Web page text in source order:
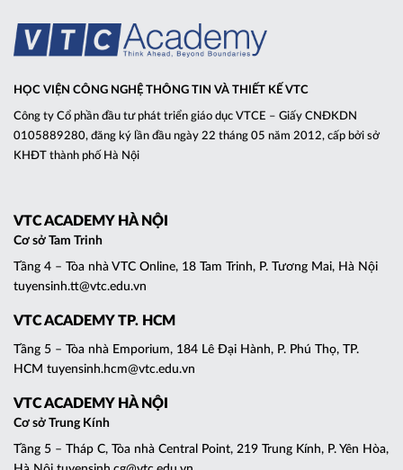
HỌC VIỆN CÔNG NGHỆ THÔNG TIN VÀ THIẾT KẾ VTC
Công ty Cổ phần đầu tư phát triển giáo dục VTCE – Giấy CNĐKDN
0105889280, đăng ký lần đầu ngày 22 tháng 05 năm 2012, cấp bởi sở
KHĐT thành phố Hà Nội
VTC ACADEMY HÀ NỘI
Cơ sở Tam Trinh
Tầng 4 – Tòa nhà VTC Online, 18 Tam Trinh, P. Tương Mai, Hà Nội
tuyensinh.tt@vtc.edu.vn
VTC ACADEMY TP. HCM
Tầng 5 – Tòa nhà Emporium, 184 Lê Đại Hành, P. Phú Thọ, TP.
HCM tuyensinh.hcm@vtc.edu.vn
VTC ACADEMY HÀ NỘI
Cơ sở Trung Kính
Tầng 5 – Tháp C, Tòa nhà Central Point, 219 Trung Kính, P. Yên Hòa,